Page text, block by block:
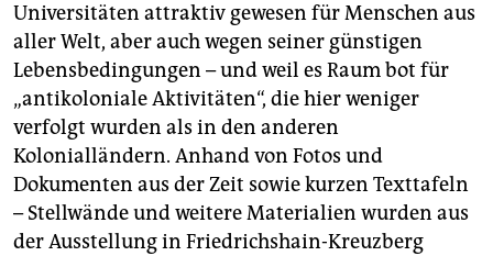
Am Samstagab 9.30 Uhr gibt es eine Stadtführung
mit den HistorikerInnen der Ausstellung. Alle Infos
unterdekoloniale.de. (sum)
Universitäten attraktiv gewesen für Menschen aus
aller Welt, aber auch wegen seiner günstigen
Lebensbedingungen – und weil es Raum bot für
„antikoloniale Aktivitäten“, die hier weniger
verfolgt wurden als in den anderen
Kolonialländern. Anhand von Fotos und
Dokumenten aus der Zeit sowie kurzen Texttafeln
– Stellwände und weitere Materialien wurden aus
der Ausstellung in Friedrichshain-Kreuzberg